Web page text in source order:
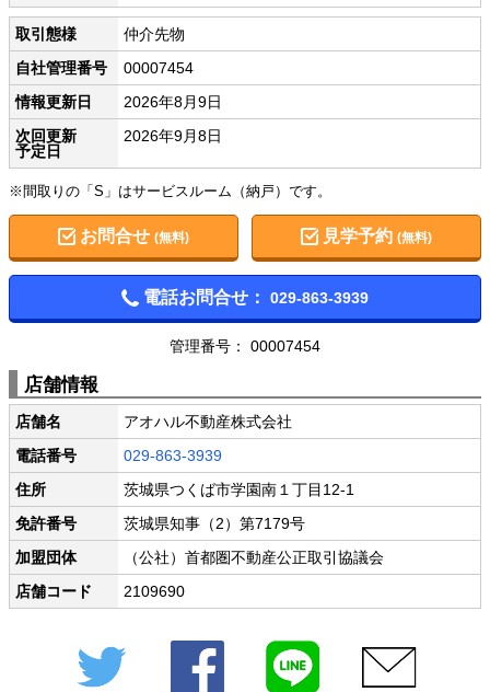
取引態様
仲介先物
自社管理番号
00007454
情報更新日
2026年8月9日
次回更新
予定日
2026年9月8日
※間取りの「S」はサービスルーム（納戸）です。
お問合せ (無料) 見学予約(無料)
電話お問合せ： 029-863-3939
管理番号： 00007454
店舗情報
店舗名
アオハル不動産株式会社
電話番号
029-863-3939
住所
茨城県つくば市学園南１丁目12-1
免許番号
茨城県知事（2）第7179号
加盟団体
（公社）首都圏不動産公正取引協議会
店舗コード
2109690
Twitter Facebook